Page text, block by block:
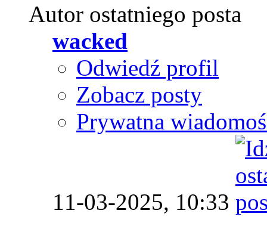
Autor ostatniego posta
wacked
Odwiedź profil
Zobacz posty
Prywatna
11-03-2025, 10:33